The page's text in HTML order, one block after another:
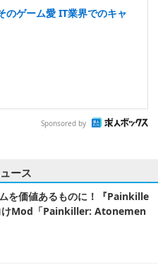
のゲーム愛 IT業界でのキャ
Sponsored by
ース
を価値あるものに！『Painkille
Mod「Painkiller: Atonemen